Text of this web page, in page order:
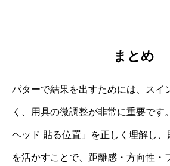
まとめ
パターで結果を出すためには、スイ
く、用具の微調整が非常に重要です
ヘッド 貼る位置」を正しく理解し
を活かすことで、距離感・方向性・